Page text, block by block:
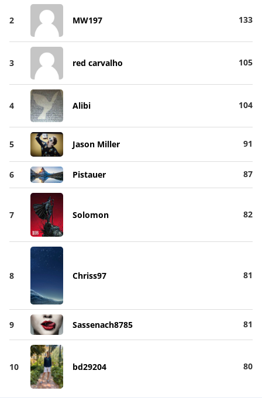
2 MW197 133
3 red carvalho 105
4 Alibi 104
5 Jason Miller 91
6 Pistauer 87
7 Solomon 82
8 Chriss97 81
9 Sassenach8785 81
10 bd29204 80